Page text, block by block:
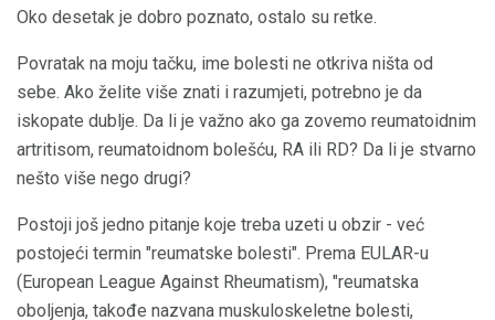
Oko desetak je dobro poznato, ostalo su retke.
Povratak na moju tačku, ime bolesti ne otkriva ništa od
sebe. Ako želite više znati i razumjeti, potrebno je da
iskopate dublje. Da li je važno ako ga zovemo reumatoidnim
artritisom, reumatoidnom bolešću, RA ili RD? Da li je stvarno
nešto više nego drugi?
Postoji još jedno pitanje koje treba uzeti u obzir - već
postojeći termin "reumatske bolesti". Prema EULAR-u
(European League Against Rheumatism), "reumatska
oboljenja, takođe nazvana muskuloskeletne bolesti,